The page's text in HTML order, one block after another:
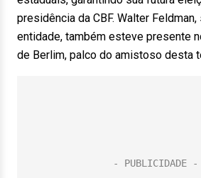
presidência da CBF. Walter
entidade, também esteve presente
de Berlim, palco do amistoso desta